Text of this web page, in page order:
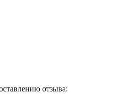
отзыва: